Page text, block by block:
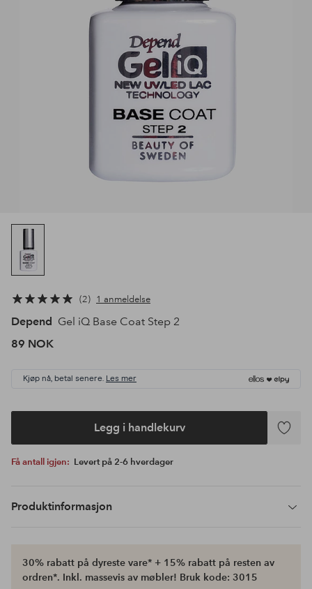
2 1 anmeldelse
Depend
Gel iQ Base Coat Step 2
89 NOK
Kjøp nå, betal senere. Les mer
Legg i handlekurv
Legg
Få antall igjen: Levert på 2-6 hverdager
Produktinformasjon
30% rabatt på dyreste vare* + 15% rabatt på resten av
ordren*. Inkl. massevis av møbler! Bruk kode: 3015